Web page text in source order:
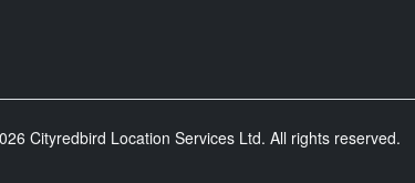
Cityredbird Location Services Ltd. All rights reserved.